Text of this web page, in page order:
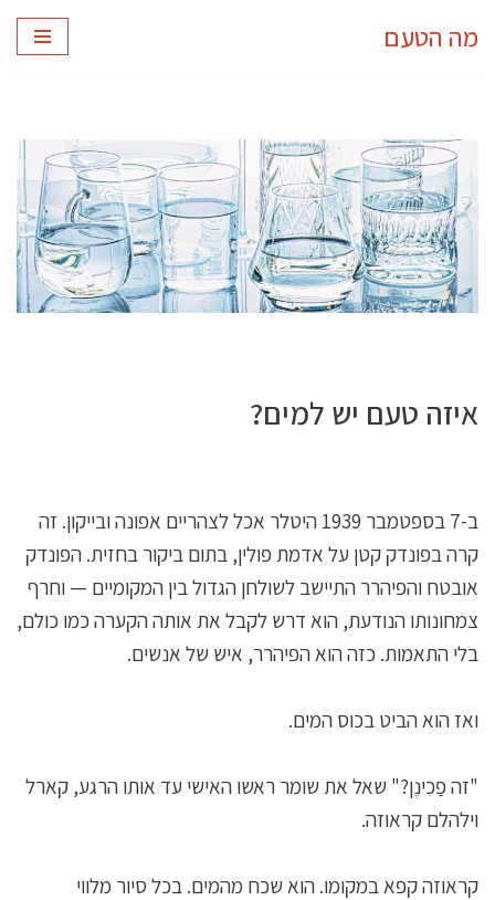
מה הטעם
איזה טעם יש למים?
ב-7 בספטמבר 1939 היטלר אכל לצהריים אפונה ובייקון. זה
קרה בפונדק קטן על אדמת פולין, בתום ביקור בחזית. הפונדק
אובטח והפיהרר התיישב לשולחן הגדול בין המקומיים — וחרף
צמחונותו הנודעת, הוא דרש לקבל את אותה הקערה כמו כולם,
בלי התאמות. כזה הוא הפיהרר, איש של אנשים.
ואז הוא הביט בכוס המים.
"זה פַכִינֶן?" שאל את שומר ראשו האישי עד אותו הרגע, קארל
וילהלם קראוזה.
קראוזה קפא במקומו. הוא שכח מהמים. בכל סיור מלווי